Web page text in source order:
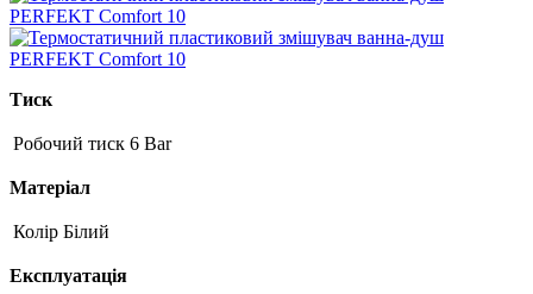
Тиск
Робочий тиск 6 Bar
Матеріал
Колір Білий
Експлуатація